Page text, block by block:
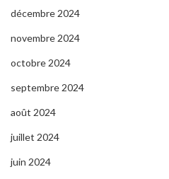
décembre 2024
novembre 2024
octobre 2024
septembre 2024
août 2024
juillet 2024
juin 2024